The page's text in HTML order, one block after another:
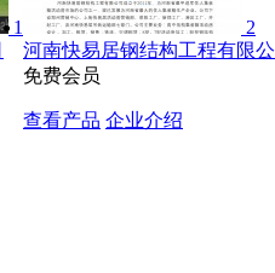
1
2
河南快易居钢结构工程有限
免费会员
查看产品 企业介绍